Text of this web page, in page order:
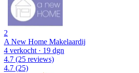
2
A New Home Makelaardij
4 verkocht· 19 dgn
4.7 (25 reviews)
4.7 (25)